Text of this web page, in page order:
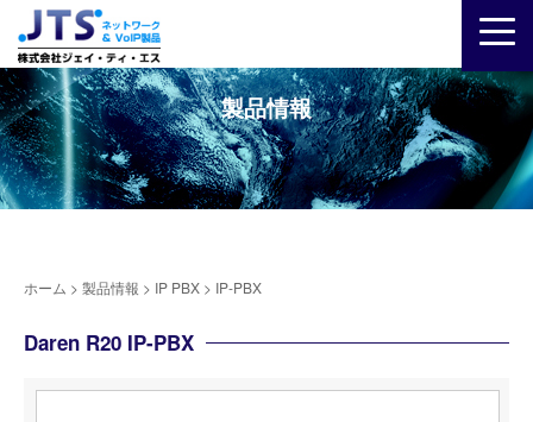
製品情報
ホーム > 製品情報 > IP PBX > IP-PBX
Daren R20 IP-PBX